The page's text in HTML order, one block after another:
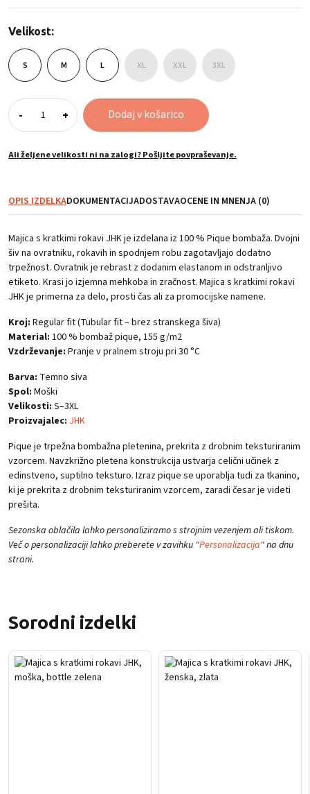
Velikost:
S M L XL XXL 3XL
Majica
s
kratkimi
rokavi
JHK,
siva
+
- Dodaj v košarico
Ali željene velikosti ni na zalogi? Pošljite povpraševanje.
OPIS IZDELKADOKUMENTACIJADOSTAVAOCENE IN MNENJA (0)
Majica s kratkimi rokavi JHK je izdelana iz 100 % Pique bombaža. Dvojni
šiv na ovratniku, rokavih in spodnjem robu zagotavljajo dodatno
trpežnost. Ovratnik je rebrast z dodanim elastanom in odstranljivo
etiketo. Krasi jo izjemna mehkoba in zračnost. Majica s kratkimi rokavi
JHK je primerna za delo, prosti čas ali za promocijske namene.
Kroj: Regular fit (Tubular fit – brez stranskega šiva)
Material: 100 % bombaž pique, 155 g/m2
Vzdrževanje: Pranje v pralnem stroju pri 30 °C
Barva: Temno siva
Spol: Moški
Velikosti: S–3XL
Proizvajalec: JHK
Pique je trpežna bombažna pletenina, prekrita z drobnim teksturiranim
vzorcem. Navzkrižno pletena konstrukcija ustvarja celični učinek z
edinstveno, suptilno teksturo. Izraz pique se uporablja tudi za tkanino,
ki je prekrita z drobnim teksturiranim vzorcem, zaradi česar je videti
prešita.
Sezonska oblačila lahko personaliziramo s strojnim vezenjem ali tiskom.
Več o personalizaciji lahko preberete v zavihku "Personalizacija" na dnu
strani.
Sorodni izdelki